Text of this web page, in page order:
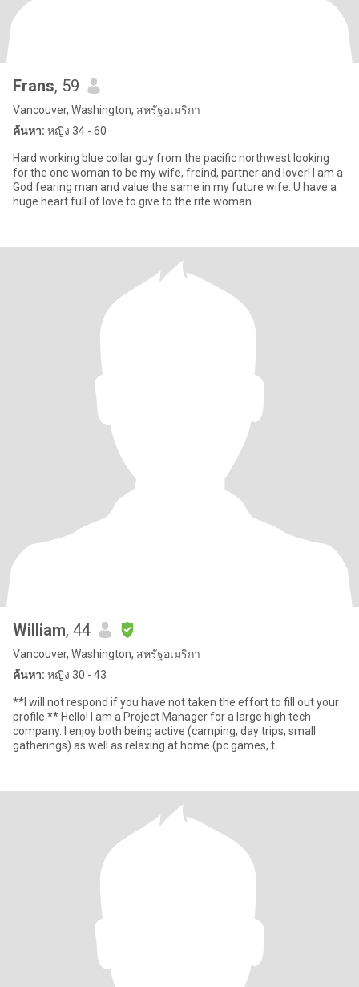
Frans, 59
Vancouver, Washington, สหรัฐอเมริกา
ค้นหา: หญิง 34 - 60
Hard working blue collar guy from the pacific northwest looking
for the one woman to be my wife, freind, partner and lover! I am a
God fearing man and value the same in my future wife. U have a
huge heart full of love to give to the rite woman.
William, 44
Vancouver, Washington, สหรัฐอเมริกา
ค้นหา: หญิง 30 - 43
**I will not respond if you have not taken the effort to fill out your
profile.** Hello! I am a Project Manager for a large high tech
company. I enjoy both being active (camping, day trips, small
gatherings) as well as relaxing at home (pc games, t